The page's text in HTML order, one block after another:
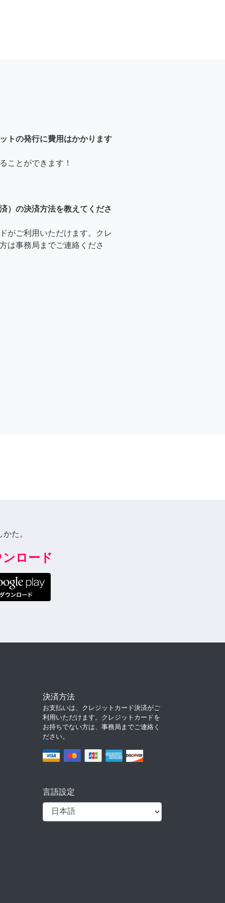
トの発行に費用はかかります
ことができます！
）の決済方法を教えてくださ
がご利用いただけます。クレ
は事務局までご連絡くださ
た。
ロード
決済方法
お支払いは、クレジットカード決済がご
利用いただけます。クレジットカードを
お持ちでない方は、事務局までご連絡く
ださい。
言語設定